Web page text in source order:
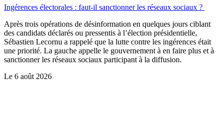
Ingérences électorales : faut-il sanctionner les réseaux sociaux ?
Après trois opérations de désinformation en quelques jours ciblant
des candidats déclarés ou pressentis à l’élection présidentielle,
Sébastien Lecornu a rappelé que la lutte contre les ingérences était
une priorité. La gauche appelle le gouvernement à en faire plus et à
sanctionner les réseaux sociaux participant à la diffusion.
Le 6 août 2026